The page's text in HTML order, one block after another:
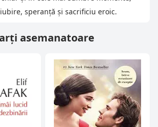
speranță și sacrificiu eroic.
asemanatoare